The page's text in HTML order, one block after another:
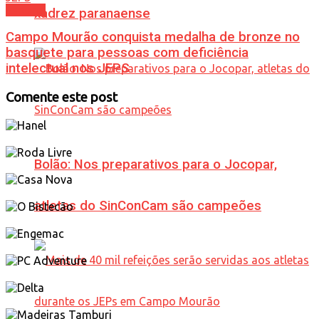
xadrez paranaense
Bolão: Nos preparativos para o Jocopar,
atletas do SinConCam são campeões
Campo Mourão conquista medalha de bronze no
basquete para pessoas com deficiência
intelectual nos JEPS
Comente este post